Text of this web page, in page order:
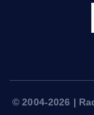
© 2004-2026 |